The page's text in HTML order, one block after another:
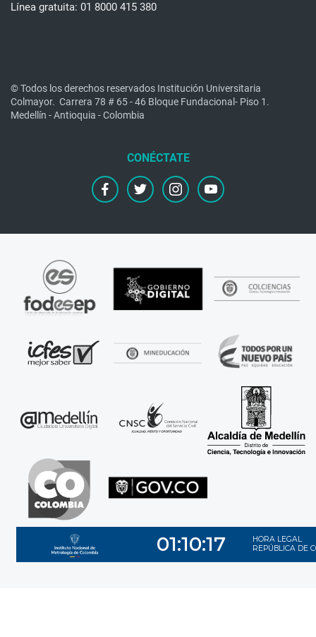
Línea gratuita: 01 8000 415 380
© Todos los derechos reservados Institución Universitaria
Colmayor. Carrera 78 # 65 - 46 Bloque Fundacional- Piso 1.
Medellín - Antioquia - Colombia